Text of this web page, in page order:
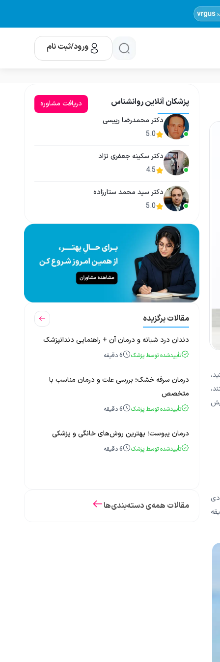
ورود/ثبت نام
متمرکز است و به زودی تمام می شود. حملات پانیک در عرض 10 دقیقه
پزشکان آنلاین روانشناس
دریافت مشاوره
دکتر محمدرضا رییسی
5.0
دکتر سکینه جعفری نژاد
4.5
دکتر سید محمد ستارزاده
5.0
مقالات برگزیده
دندان درد شبانه و درمان آن + راهنمایی دندانپزشک
تأییدشده توسط پزشک 6دقیقه
درمان سرفه خشک؛ بررسی علت و درمان مناسب با
متخصص
تأییدشده توسط پزشک 6دقیقه
درمان یبوست؛ بهترین روش‌های خانگی و پزشکی
تأییدشده توسط پزشک 6دقیقه
مقالات همه‌ی دسته‌بندی‌ها